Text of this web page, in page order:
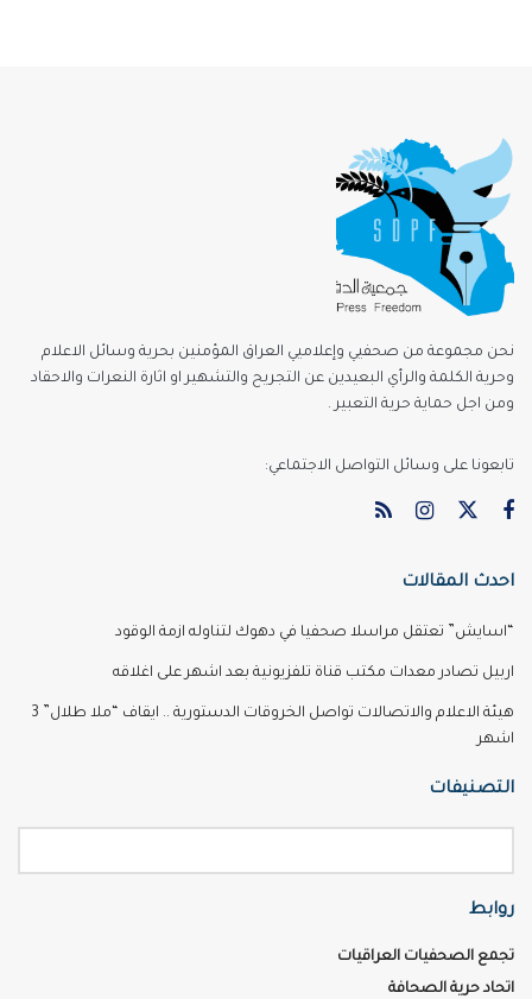
نحن مجموعة من صحفيي وإعلاميي العراق المؤمنين بحرية وسائل الاعلام
وحرية الكلمة والرأي البعيدين عن التجريح والتشهير او اثارة النعرات والاحقاد
ومن اجل حماية حرية التعبير .
تابعونا على وسائل التواصل الاجتماعي:
احدث المقالات
“اسايش” تعتقل مراسلا صحفيا في دهوك لتناوله ازمة الوقود
اربيل تصادر معدات مكتب قناة تلفزيونية بعد اشهر على اغلاقه
هيئة الاعلام والاتصالات تواصل الخروقات الدستورية .. ايقاف “ملا طلال” 3
اشهر
التصنيفات
روابط
تجمع الصحفيات العراقيات
اتحاد حرية الصحافة